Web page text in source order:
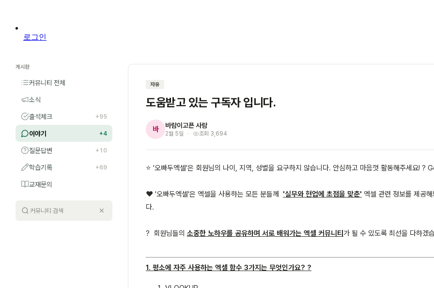
로그인
게시판
커뮤니티 전체
소식
출석체크 +95
이야기 +4
질문답변 +10
학습기록 +69
교재문의
자유
도움받고 있는 구독자 입니다.
바 바람이고픈 사람
2월 5일 조회 3,694
⭐️ '오빠두엑셀'은 회원님의 나이, 지역, 성별을 요구하지 않습니다. 안심하고 마음껏 활동해주세요! ?
❤️ '오빠두엑셀'은 엑셀을 사용하는 모든 분들께 '실무와 현업에 초점을 맞춘' 엑셀 관련 정보를 제공해
다.
? 회원님들의 소중한 노하우를 공유하며 서로 배워가는 엑셀 커뮤니티 가 될 수 있도록 최선을 다하겠
1. 평소에 자주 사용하는 엑셀 함수 3가지는 무엇인가요? ?